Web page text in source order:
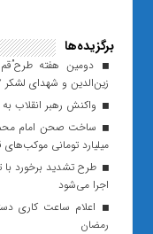
برگزیده‌ها
دومین هفته
زین‌الدین و شهدای لشکر ۱۷ علی بن ابیطالب(ع)
واکنش رهبر انقلاب
میلیارد تومانی موکب‌های
اجرا می‌شود
اعلام ساعت کاری
رمضان